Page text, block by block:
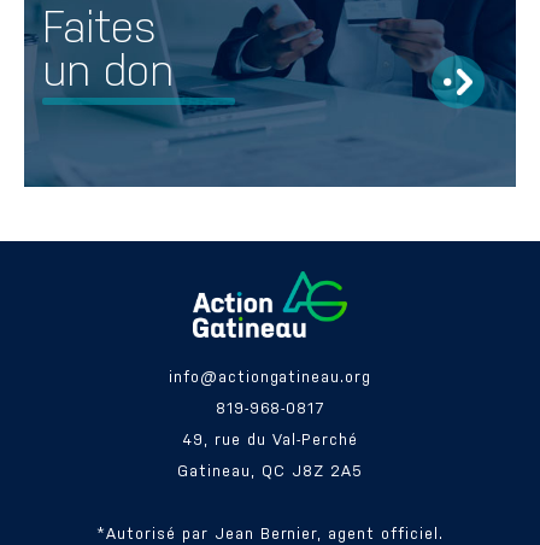
Faites
un don
info@actiongatineau.org
819-968-0817
49, rue du Val-Perché
Gatineau, QC J8Z 2A5
*Autorisé par Jean Bernier, agent officiel.